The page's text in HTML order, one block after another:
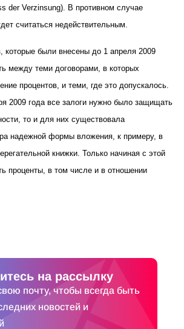
der Verzinsung). В противном случае
считаться недействительным.
которые были внесены до 1 апреля 2009
между теми договорами, в которых
процентов, и теми, где это допускалось.
2009 года все залоги нужно было защищать
то и для них существовала
надежной формы вложения, к примеру, в
книжки. Только начиная с этой
проценты, в том числе и в отношении
на рассылку
почту, чтобы всегда быть
новостей и